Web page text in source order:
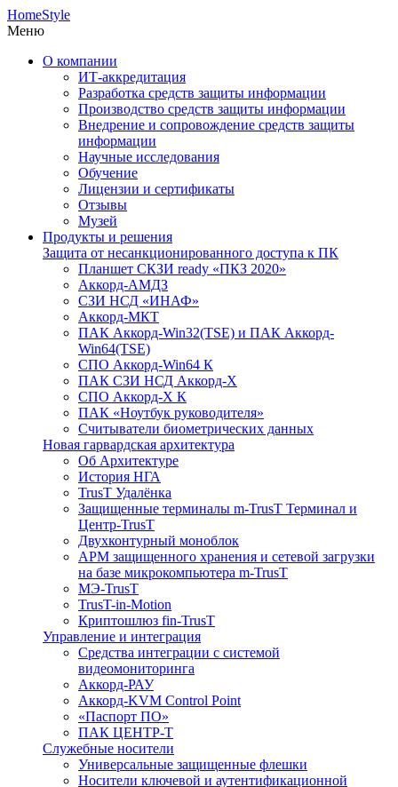
HomeStyle
Меню
О компании
ИТ-аккредитация
Разработка средств защиты информации
Производство средств защиты информации
Внедрение и сопровождение средств защиты
информации
Научные исследования
Обучение
Лицензии и сертификаты
Отзывы
Музей
Продукты и решения
Защита от несанкционированного доступа к ПК
Планшет СКЗИ ready «ПКЗ 2020»
Аккорд-АМДЗ
СЗИ НСД «ИНАФ»
Аккорд-МКТ
ПАК Аккорд-Win32(TSE) и ПАК Аккорд-
Win64(TSE)
СПО Аккорд-Win64 К
ПАК СЗИ НСД Аккорд-X
СПО Аккорд-X К
ПАК «Ноутбук руководителя»
Cчитыватели биометрических данных
Новая гарвардская архитектура
Об Архитектуре
История НГА
TrusT Удалёнка
Защищенные терминалы m-TrusT Терминал и
Центр-TrusT
Двухконтурный моноблок
АРМ защищенного хранения и сетевой загрузки
на базе микрокомпьютера m-TrusT
МЭ-TrusT
TrusT-in-Motion
Криптошлюз fin-TrusT
Управление и интеграция
Средства интеграции с системой
видеомониторинга
Аккорд-РАУ
Аккорд-KVM Control Point
«Паспорт ПО»
ПАК ЦЕНТР-Т
Служебные носители
Универсальные защищенные флешки
Носители ключевой и аутентификационной